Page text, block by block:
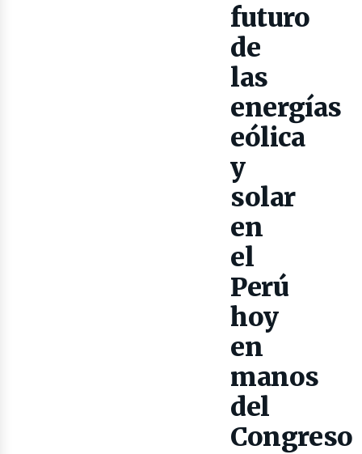
futuro
de
las
energías
eólica
y
solar
en
el
Perú
hoy
en
manos
del
Congreso